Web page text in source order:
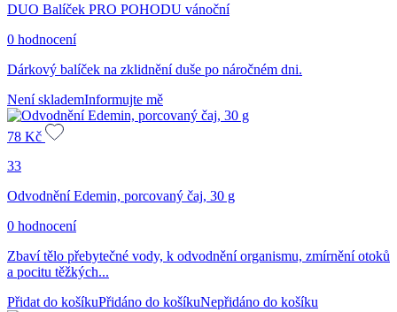
DUO Balíček PRO POHODU vánoční
0 hodnocení
Dárkový balíček na zklidnění duše po náročném dni.
Není sklademInformujte mě
78 Kč
33
Odvodnění Edemin, porcovaný čaj, 30 g
0 hodnocení
Zbaví tělo přebytečné vody, k odvodnění organismu, zmírnění otoků
a pocitu těžkých...
Přidat do košíkuPřidáno do košíkuNepřidáno do košíku